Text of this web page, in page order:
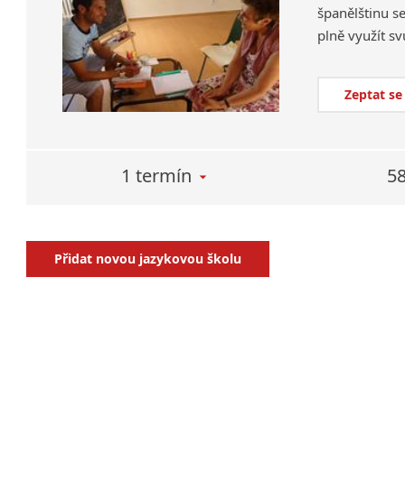
španělštinu
plně využít
Zeptat
1 termín
Přidat novou jazykovou školu